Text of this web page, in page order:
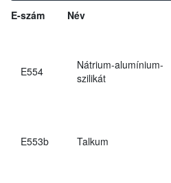
E-szám Név
E554
Nátrium-alumínium-
szilikát
E553b Talkum